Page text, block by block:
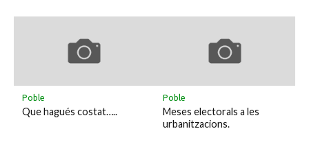
Poble
Que hagués costat…..
Poble
Meses electorals a les
urbanitzacions.